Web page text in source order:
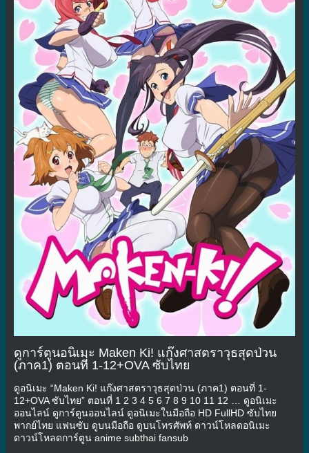
ดูการ์ตูนอนิเมะ Maken Ki! แก๊งศาสตราวุธสุดป่วน
(ภาค1) ตอนที่ 1-12+OVA ซับไทย
ดูอนิเมะ “Maken Ki! แก๊งศาสตราวุธสุดป่วน (ภาค1) ตอนที่ 1-
12+OVA ซับไทย” ตอนที่ 1 2 3 4 5 6 7 8 9 10 11 12 … ดูอนิเมะ
ออนไลน์ ดูการ์ตูนออนไลน์ ดูอนิเมะในมือถือ HD FullHD ซับไทย
พากย์ไทย แฟนซับ ดูบนมือถือ ดูบนโทรศัพท์ ดาวน์โหลดอนิเมะ
ดาวน์โหลดการ์ตูน anime subthai fansub